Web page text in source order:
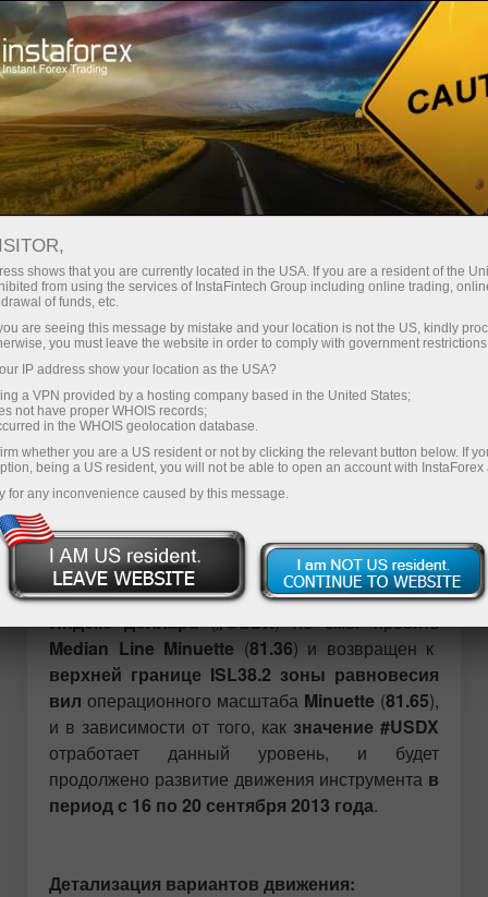
Трейдерам Форекс аналітика
Форекс-огляди
Технический анализ
13.09.2013 16:45
#USDX. Развитие движения c 16 по
20 сентября 2013 года. Анализ ZUP &
APLs.
Операционный масштабMinute(h4)
Предыдущий обзор от 06 сентября 2013 г.
Индекс доллара(#USDX) не смог пробить
Median Line Minuette (81.36) и возвращен к
верхней границе ISL38.2 зоны равновесия
вил операционного масштаба Minuette (81.65),
и в зависимости от того, как значение #USDX
отработает данный уровень, и будет
продолжено развитие движения инструмента в
период с 16 по 20 сентября 2013 года.
Детализация вариантов движения:
shows that you are currently located in the USA. If you are a resident of the
from using the services of InstaFintech Group including online trading,
of funds, etc.
are seeing this message by mistake and your location is not the US, kindly
you must leave the website in order to comply with government
IP address show your location as the USA?
a VPN provided by a hosting company based in the United States;
not have proper WHOIS records;
in the WHOIS geolocation database.
whether you are a US resident or not by clicking the relevant button below. If
being a US resident, you will not be able to open an account with InstaForex
for any inconvenience caused by this message.